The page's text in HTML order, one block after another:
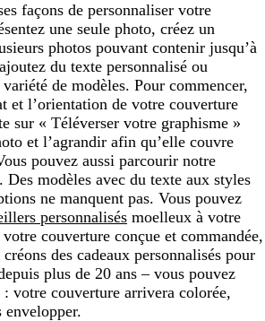
façons de personnaliser votre
une seule photo, créez un
photos pouvant contenir jusqu’à
du texte personnalisé ou
de modèles. Pour commencer,
et l’orientation de votre couverture
sur « Téléverser votre graphisme »
et l’agrandir afin qu’elle couvre
pouvez aussi parcourir notre
Des modèles avec du texte aux styles
ne manquent pas. Vous pouvez
personnalisés moelleux à votre
couverture conçue et commandée,
des cadeaux personnalisés pour
plus de 20 ans – vous pouvez
votre couverture arrivera colorée,
envelopper.